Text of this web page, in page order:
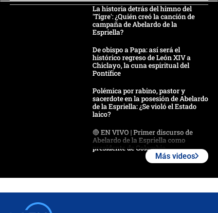
La historia detrás del himno del
'Tigre': ¿Quién creó la canción de
campaña de Abelardo de la
Espriella?
De obispo a Papa: así será el
histórico regreso de León XIV a
Chiclayo, la cuna espiritual del
Pontífice
Polémica por rabino, pastor y
sacerdote en la posesión de Abelardo
de la Espriella: ¿Se violó el Estado
laico?
🔴 EN VIVO | Primer discurso de
Abelardo de la Espriella como
presidente de Colombia
Más videos